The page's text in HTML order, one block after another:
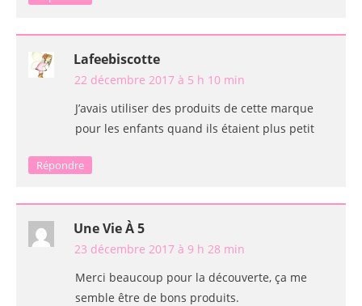
Lafeebiscotte
22 décembre 2017 à 5 h 10 min
J’avais utiliser des produits de cette marque
pour les enfants quand ils étaient plus petit
Répondre
Une Vie À 5
23 décembre 2017 à 9 h 28 min
Merci beaucoup pour la découverte, ça me
semble être de bons produits.